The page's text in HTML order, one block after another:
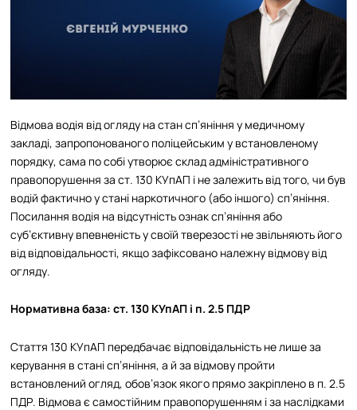
Відмова водія від огляду на стан сп’яніння у медичному
закладі, запропонованого поліцейським у встановленому
порядку, сама по собі утворює склад адміністративного
правопорушення за ст. 130 КУпАП і не залежить від того, чи був
водій фактично у стані наркотичного (або іншого) сп’яніння.
Посилання водія на відсутність ознак сп’яніння або
суб’єктивну впевненість у своїй тверезості не звільняють його
від відповідальності, якщо зафіксовано належну відмову від
огляду.​
Нормативна база: ст. 130 КУпАП і п. 2.5 ПДР
Стаття 130 КУпАП передбачає відповідальність не лише за
керування в стані сп’яніння, а й за відмову пройти
встановлений огляд, обов’язок якого прямо закріплено в п. 2.5
ПДР. Відмова є самостійним правопорушенням і за наслідками